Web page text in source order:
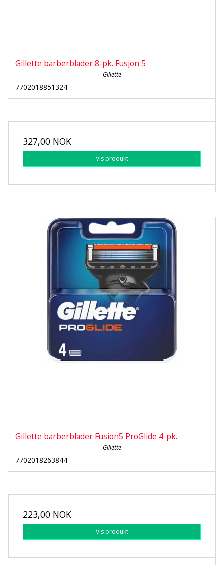
Gillette barberblader 8-pk. Fusjon 5
Gillette
7702018851324
327,00 NOK
Vis produkt
Gillette barberblader Fusion5 ProGlide 4-pk.
Gillette
7702018263844
223,00 NOK
Vis produkt